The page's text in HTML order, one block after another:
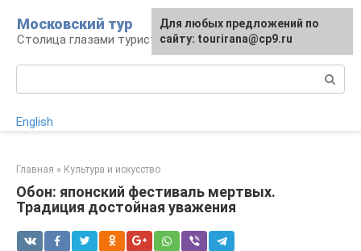
контенту
Московский тур
Столица глазами туриста
English
Главная » Культура и искусство
Обон: японский фестиваль мертвых.
Традиция достойная уважения
Для любых предложений по
сайту: tourirana@cp9.ru